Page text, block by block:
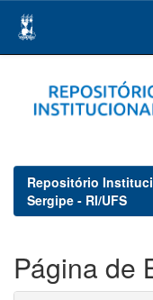
navigation
Repositório
Sergipe - RI/UFS
Página de